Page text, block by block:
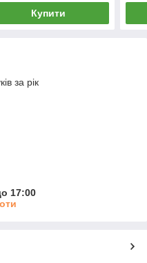
Купити
за рік
17:00